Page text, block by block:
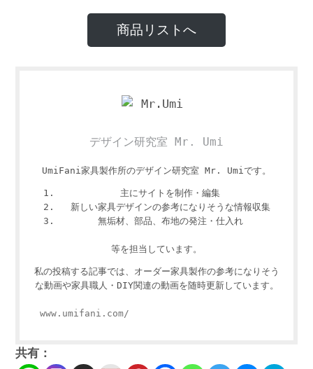
商品リストへ
デザイン研究室 Mr. Umi
UmiFani家具製作所のデザイン研究室 Mr. Umiです。
主にサイトを制作・編集
新しい家具デザインの参考になりそうな情報収集
無垢材、部品、布地の発注・仕入れ
等を担当しています。
私の投稿する記事では、オーダー家具製作の参考になりそう
な動画や家具職人・DIY関連の動画を随時更新しています。
www.umifani.com/
共有：